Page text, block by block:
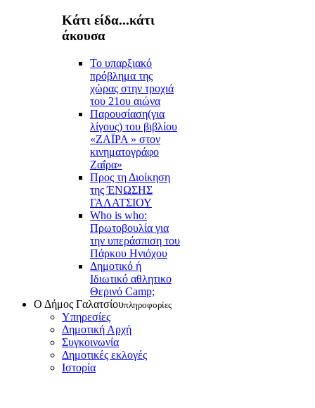
Κάτι είδα...κάτι
άκουσα
Το υπαρξιακό
πρόβλημα της
χώρας στην τροχιά
του 21ου αιώνα
Παρουσίαση(για
λίγους) του βιβλίου
«ΖΑΪΡΑ » στον
κινηματογράφο
Ζαΐρα»
Προς τη Διοίκηση
της ΈΝΩΣΗΣ
ΓΑΛΑΤΣΙΟΥ
Who is who:
Πρωτοβουλία για
την υπεράσπιση του
Πάρκου Ηνιόχου
Δημοτικό ή
Ιδιωτικό αθλητικο
Θερινό Camp;
Ο Δήμος Γαλατσίουπληροφορίες
Υπηρεσίες
Δημοτική Αρχή
Συγκοινωνία
Δημοτικές εκλογές
Ιστορία